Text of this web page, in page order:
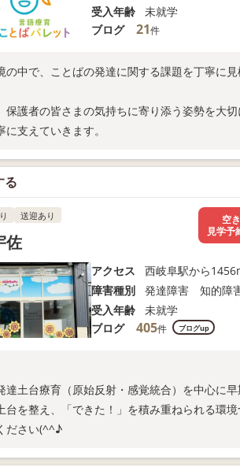
受入年齢
未就学
ブログ
21件
の中で、ことばの発達に関する課題を丁寧に
保護者の皆さまの気持ちに寄り添う姿勢を大
支えていきます。
る
送迎あり
佐
アクセス
西岐阜駅から
障害種別
発達障害 知的障
受入年齢
未就学
ブログ
405件 ブログup
土台療育（原始反射・感覚統合）を中心に早
台を整え、「できた！」を積み重ねられる環
ださい(^^♪
空
見学予